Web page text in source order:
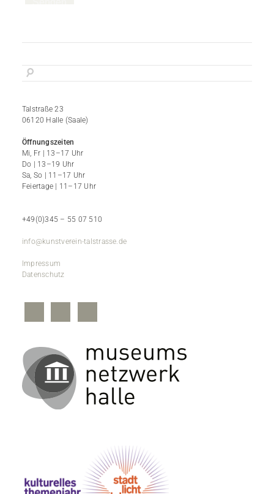
Talstraße 23
06120 Halle (Saale)
Öffnungszeiten
Mi, Fr | 13–17 Uhr
Do | 13–19 Uhr
Sa, So | 11–17 Uhr
Feiertage | 11–17 Uhr
+49(0)345 – 55 07 510
info@kunstverein-talstrasse.de
Impressum
Datenschutz